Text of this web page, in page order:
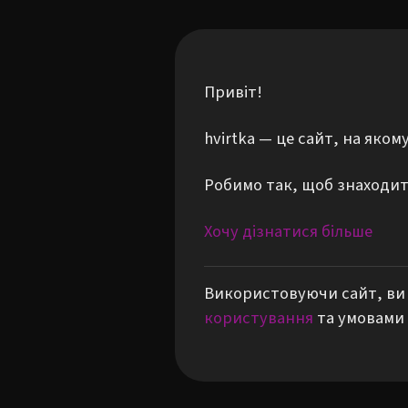
Привіт!
hvirtka — це сайт, на
Робимо так, щоб
Хочу дізнатися більше
Використовуючи сайт,
користування та умовами